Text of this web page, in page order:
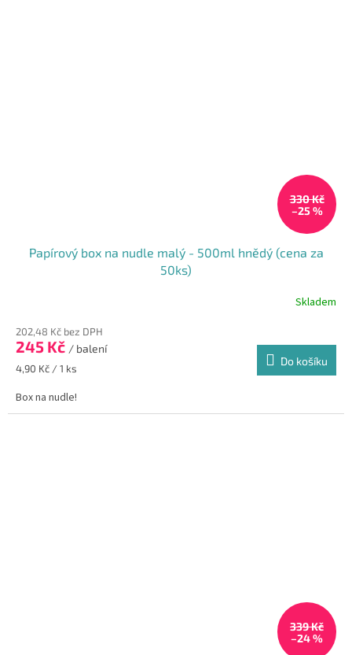
330 Kč
–25 %
Papírový box na nudle malý - 500ml hnědý (cena za
50ks)
Skladem
202,48 Kč bez DPH
245 Kč / balení
Měrná
4,90 Kč / 1 ks
Do košíku
Box na nudle!
339 Kč
–24 %